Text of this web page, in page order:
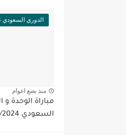
الدوري السعودي 2023/2024
منذ بضع اعوام
مباراة الوحدة و
السعودي 2023/2024